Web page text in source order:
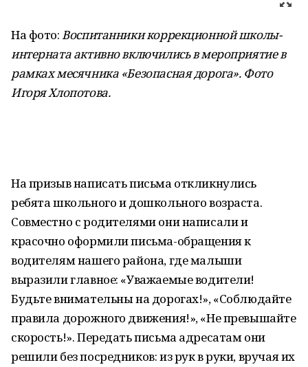
На фото:Воспитанники коррекционной школы-
интерната активно включились в мероприятие в
рамках месячника «Безопасная дорога». Фото
Игоря Хлопотова.
На призыв написать письма откликнулись
ребята школьного и дошкольного возраста.
Совместно с родителями они написали и
красочно оформили письма-обращения к
водителям нашего района, где малыши
выразили главное: «Уважаемые водители!
Будьте внимательны на дорогах!», «Соблюдайте
правила дорожного движения!», «Не превышайте
скорость!». Передать письма адресатам они
решили без посредников: из рук в руки, вручая их